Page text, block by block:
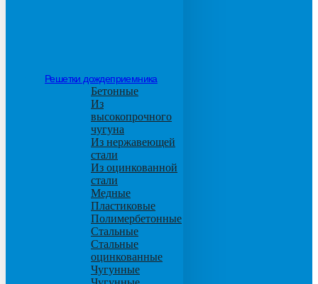
Решетки дождеприемника
Бетонные
Из
высокопрочного
чугуна
Из нержавеющей
стали
Из оцинкованной
стали
Медные
Пластиковые
Полимербетонные
Стальные
Стальные
оцинкованные
Чугунные